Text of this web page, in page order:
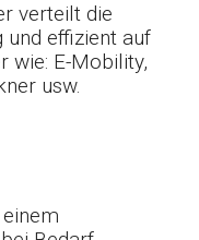
verteilt die
und effizient auf
wie: E-Mobility,
usw.